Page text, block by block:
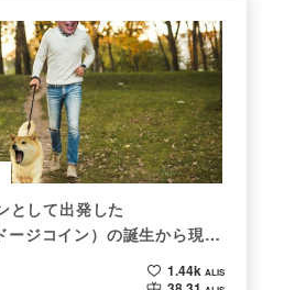
として出発した
ジコイン）の誕生から現在
非証券性🐶
1.44k ALIS